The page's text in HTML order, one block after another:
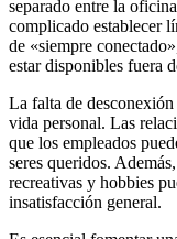
separado entre la
complicado establecer
de «siempre
estar disponibles fuera
La falta de desconexión
vida personal. Las
que los empleados
seres queridos.
recreativas y hobbies
insatisfacción general.